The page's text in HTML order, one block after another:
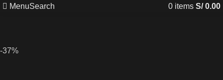
MenuSearch 0 items S/0.00
-37%